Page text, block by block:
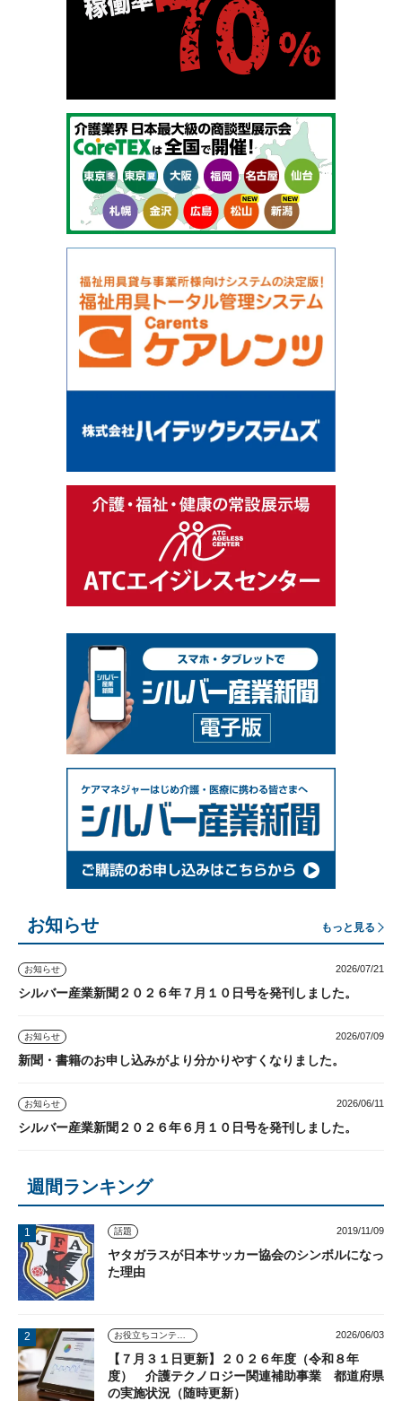
お知らせ もっと見る
お知らせ 2026/07/21
シルバー産業新聞２０２６年７月１０日号を発刊しました。
お知らせ 2026/07/09
新聞・書籍のお申し込みがより分かりやすくなりました。
お知らせ 2026/06/11
シルバー産業新聞２０２６年６月１０日号を発刊しました。
週間ランキング
話題 2019/11/09
ヤタガラスが日本サッカー協会のシンボルになっ
た理由
2026/06/03
【７月３１日更新】２０２６年度（令和８年
度） 介護テクノロジー関連補助事業 都道府県
の実施状況（随時更新）